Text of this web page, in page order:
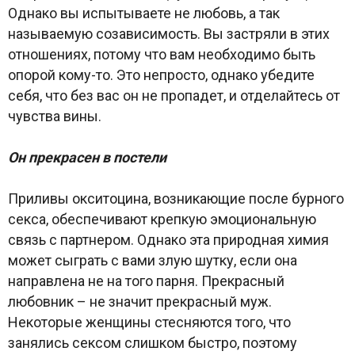
Однако вы испытываете не любовь, а так
называемую созависимость. Вы застряли в этих
отношениях, потому что вам необходимо быть
опорой кому-то. Это непросто, однако убедите
себя, что без вас он не пропадет, и отделайтесь от
чувства вины.
Он прекрасен в постели
Приливы окситоцина, возникающие после бурного
секса, обеспечивают крепкую эмоциональную
связь с партнером. Однако эта природная химия
может сыграть с вами злую шутку, если она
направлена не на того парня. Прекрасный
любовник – не значит прекрасный муж.
Некоторые женщины стесняются того, что
занялись сексом слишком быстро, поэтому